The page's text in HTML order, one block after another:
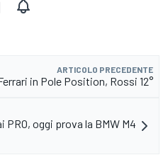
ARTICOLO PRECEDENTE
in Pole Position, Rossi 12°
PRO, oggi prova la BMW M4